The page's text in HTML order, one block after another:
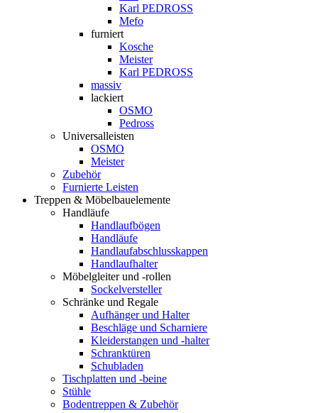
Karl PEDROSS
Mefo
furniert
Kosche
Meister
Karl PEDROSS
massiv
lackiert
OSMO
Pedross
Universalleisten
OSMO
Meister
Zubehör
Furnierte Leisten
Treppen & Möbelbauelemente
Handläufe
Handlaufbögen
Handläufe
Handlaufabschlusskappen
Handlaufhalter
Möbelgleiter und -rollen
Sockelversteller
Schränke und Regale
Aufhänger und Halter
Beschläge und Scharniere
Kleiderstangen und -halter
Schranktüren
Schubladen
Tischplatten und -beine
Stühle
Bodentreppen & Zubehör